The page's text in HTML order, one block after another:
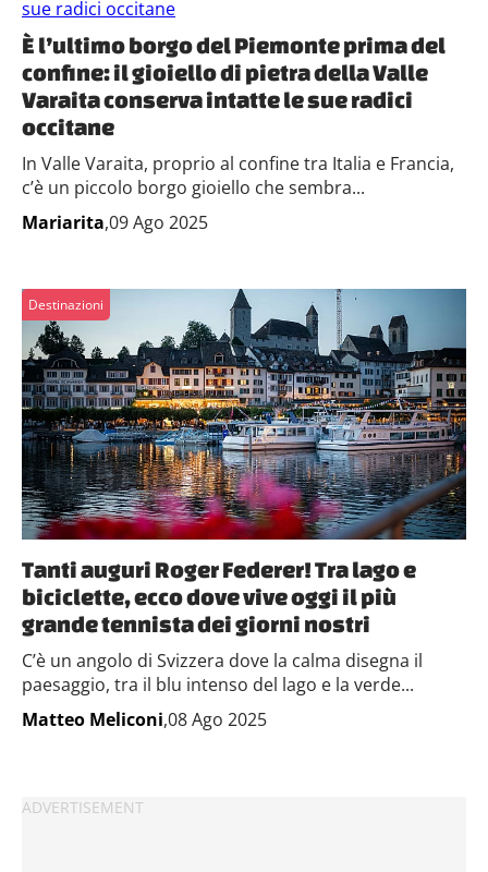
È l’ultimo borgo del Piemonte prima del
confine: il gioiello di pietra della Valle
Varaita conserva intatte le sue radici
occitane
In Valle Varaita, proprio al confine tra Italia e Francia,
c’è un piccolo borgo gioiello che sembra...
Mariarita,09 Ago 2025
Destinazioni
Tanti auguri Roger Federer! Tra lago e
biciclette, ecco dove vive oggi il più
grande tennista dei giorni nostri
C’è un angolo di Svizzera dove la calma disegna il
paesaggio, tra il blu intenso del lago e la verde...
Matteo Meliconi,08 Ago 2025